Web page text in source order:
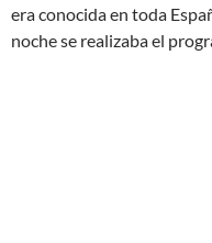
era conocida en toda
noche se realizaba el